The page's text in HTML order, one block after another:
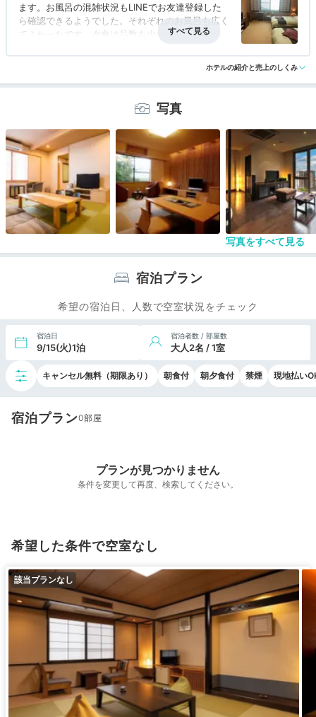
ます。お風呂の混雑状況もLINEでお友達登録した
ら確認できるようでした。それぞれのお風呂も広く
てよかったです。夕食は品数も少なかったですが、
ホテルの紹介と売上のしくみ
写真
写真をすべて見る
宿泊プラン
希望の宿泊日、人数で空室状況をチェック
宿泊日
9/15(火)1泊
宿泊者数 / 部屋数
大人2名 / 1室
キャンセル無料（期限あり） 朝食付 朝夕食付 禁煙 現地払い
宿泊プラン0
プランが見つかりません
条件を変更して再度、検索してください。
希望した条件で空室なし
該当プランなし